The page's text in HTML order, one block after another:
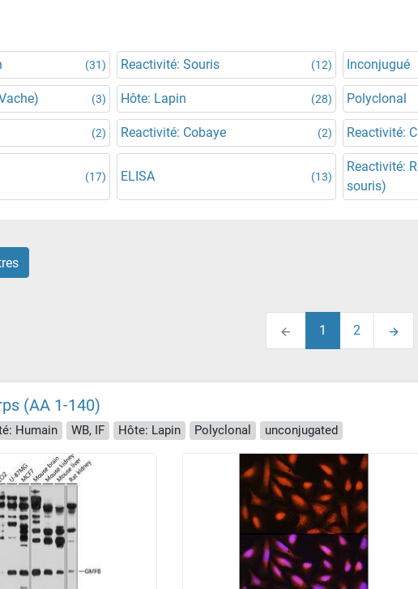
(31) Reactivité: Souris (12) Inconjugué
(3) Hôte: Lapin (28) Polyclonal
(2) Reactivité: Cobaye (2) Reactivité:
(17) ELISA (13)
Reactivité:
souris)
1 2
(AA 1-140)
Humain WB, IF Hôte: Lapin Polyclonal unconjugated